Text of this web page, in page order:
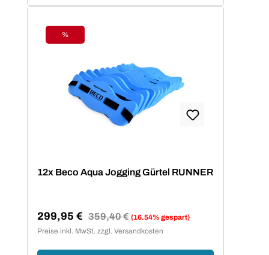
Aquafitness - Geräten dein
Aquajogginggürtel über Aqua-Hanteln bis
weit oben in der Beliebtheitsskala von
Aquafitnesskursen.BECO-SEALIFE
Produkte bieten Sicherheit und
Badespaß für kleine Schwimm-Stars! Mit
TÜV- und GS-geprüften Schwimmhilfen
die richtige Schwimmtechnik. Beco setzt
Neopren bietet den Kindern eine
komfortable Bewegungsfreiheit.
Rabatt
%
12x Beco Aqua Jogging Gürtel RUNNER
Verkaufspreis:
299,95 € Regulärer Preis:
359,40 € (16.54% gespart)
Preise inkl. MwSt. zzgl. Versandkosten